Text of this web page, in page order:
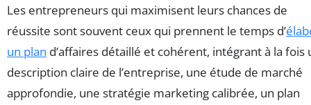
Les entrepreneurs qui maximisent leurs chances de
réussite sont souvent ceux qui prennent le temps d’
un plan d’affaires détaillé et cohérent, intégrant à la fois
description claire de l’entreprise, une étude de marché
approfondie, une stratégie marketing calibrée, un plan